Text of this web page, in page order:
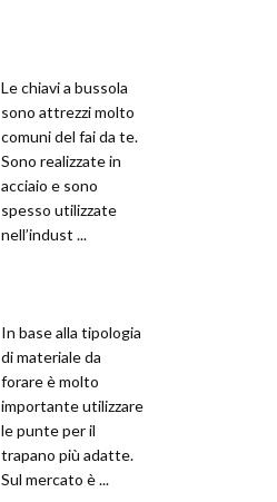
Le chiavi a bussola
sono attrezzi molto
comuni del fai da te.
Sono realizzate in
acciaio e sono
spesso utilizzate
nell’indust ...
In base alla tipologia
di materiale da
forare è molto
importante utilizzare
le punte per il
trapano più adatte.
Sul mercato è ...